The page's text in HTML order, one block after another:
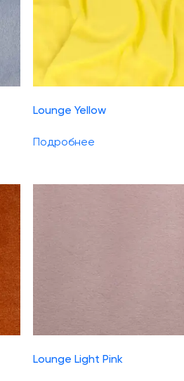
Lounge Yellow
Подробнее
Lounge Light Pink